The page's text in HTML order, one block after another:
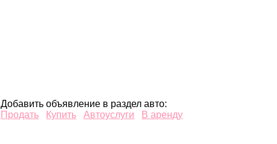
Добавить объявление в раздел авто:
Продать
Купить Автоуслуги В аренду